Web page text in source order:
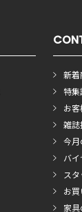
新着
特集
お
雑誌
今月
バ
ス
お
家